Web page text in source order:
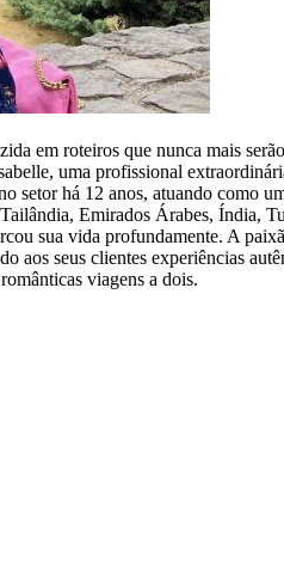
em roteiros que nunca mais
uma profissional
setor há 12 anos, atuando
Emirados Árabes, Índia,
sua vida profundamente. A
aos seus clientes experiências
viagens a dois.